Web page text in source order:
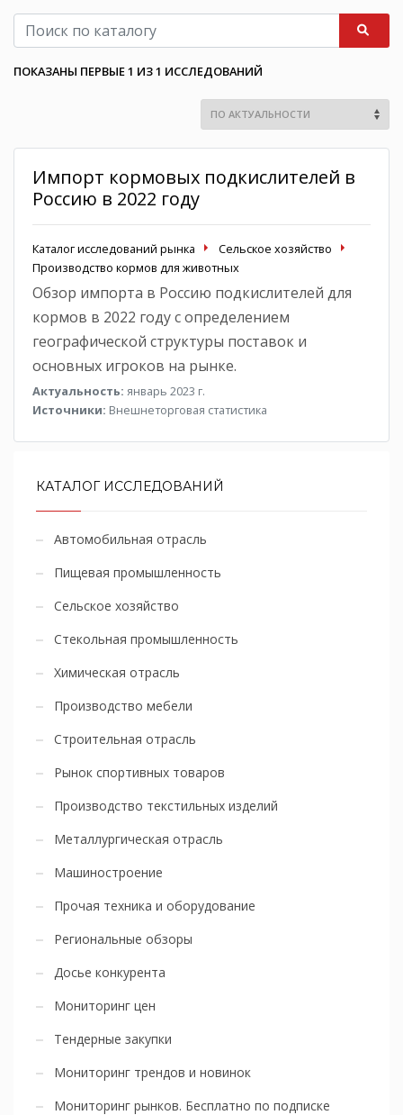
ПОКАЗАНЫ ПЕРВЫЕ 1 ИЗ 1 ИССЛЕДОВАНИЙ
Импорт кормовых подкислителей в
Россию в 2022 году
Каталог исследований рынка
Сельское хозяйство
Производство кормов для животных
Обзор импорта в Россию подкислителей для
кормов в 2022 году с определением
географической структуры поставок и
основных игроков на рынке.
Актуальность: январь 2023 г.
Источники: Внешнеторговая статистика
КАТАЛОГ ИССЛЕДОВАНИЙ
Автомобильная отрасль
Пищевая промышленность
Сельское хозяйство
Стекольная промышленность
Химическая отрасль
Производство мебели
Строительная отрасль
Рынок спортивных товаров
Производство текстильных изделий
Металлургическая отрасль
Машиностроение
Прочая техника и оборудование
Региональные обзоры
Досье конкурента
Мониторинг цен
Тендерные закупки
Мониторинг трендов и новинок
Мониторинг рынков. Бесплатно по подписке